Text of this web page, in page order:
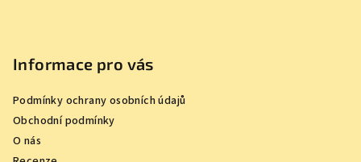
Informace pro vás
Podmínky ochrany osobních údajů
Obchodní podmínky
O nás